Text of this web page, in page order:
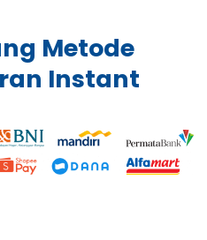
Metode
Instant